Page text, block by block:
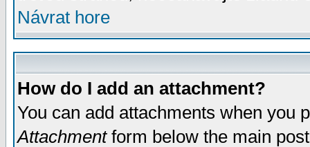
Návrat hore
How do I add an attachment?
You can add attachments when you
Attachmentform below the main